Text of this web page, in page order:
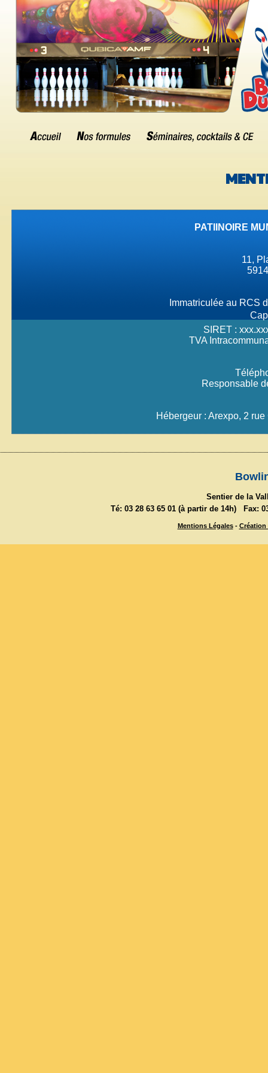
PATIINOIRE
11,
Immatriculée au RCS
SIRET :
TVA
Responsable
Hébergeur : Arexpo, 2
Sentier de la
Té: 03 28 63 65 01 (à partir de 14h) Fax:
Mentions Légales- Création